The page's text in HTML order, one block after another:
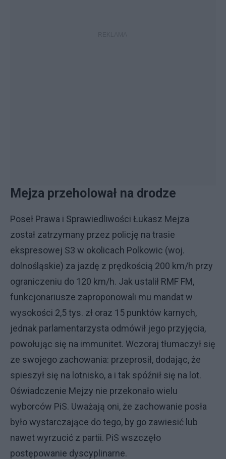
Mejza przeholował na drodze
Poseł Prawa i Sprawiedliwości Łukasz Mejza
został zatrzymany przez policję na trasie
ekspresowej S3 w okolicach Polkowic (woj.
dolnośląskie) za jazdę z prędkością 200 km/h przy
ograniczeniu do 120 km/h. Jak ustalił RMF FM,
funkcjonariusze zaproponowali mu mandat w
wysokości 2,5 tys. zł oraz 15 punktów karnych,
jednak parlamentarzysta odmówił jego przyjęcia,
powołując się na immunitet. Wczoraj tłumaczył się
ze swojego zachowania: przeprosił, dodając, że
spieszył się na lotnisko, a i tak spóźnił się na lot.
Oświadczenie Mejzy nie przekonało wielu
wyborców PiS. Uważają oni, że zachowanie posła
było wystarczające do tego, by go zawiesić lub
nawet wyrzucić z partii. PiS wszczęło
postępowanie dyscyplinarne.